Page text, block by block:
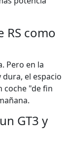
RS como
Pero en la
el espacio
coche "de fin
GT3 y